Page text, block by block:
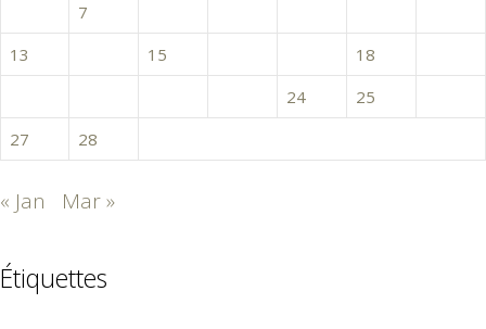
7
13
15 18
24 25
27
28
« Jan Mar »
Étiquettes